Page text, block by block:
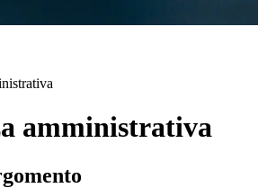
amministrativa